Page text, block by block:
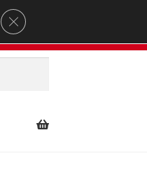
Close GDPR Cookie Banner